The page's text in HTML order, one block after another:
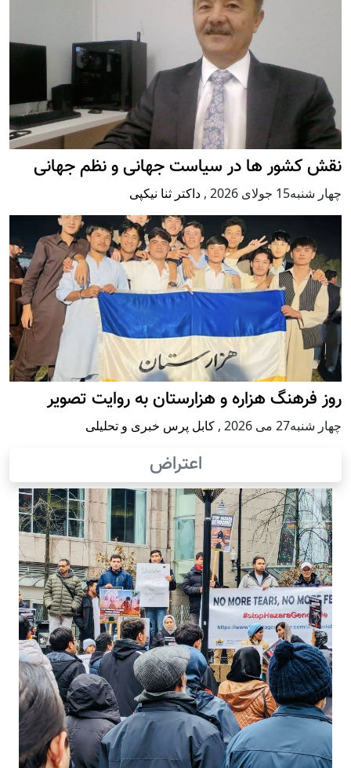
نقش کشور ها در سیاست جهانی و نظم جهانی
چهار شنبه15 جولای 2026 , داکتر ثنا نیکپی
روز فرهنگ هزاره و هزارستان به روایت تصویر
چهار شنبه27 می 2026 , کابل پرس خبری و تحلیلی
اعتراض